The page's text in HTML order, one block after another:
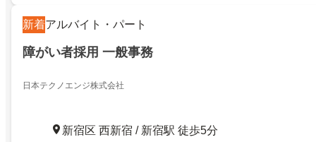
新着アルバイト・パート
障がい者採用 一般事務
日本テクノエンジ株式会社
新宿区 西新宿 / 新宿駅 徒歩5分